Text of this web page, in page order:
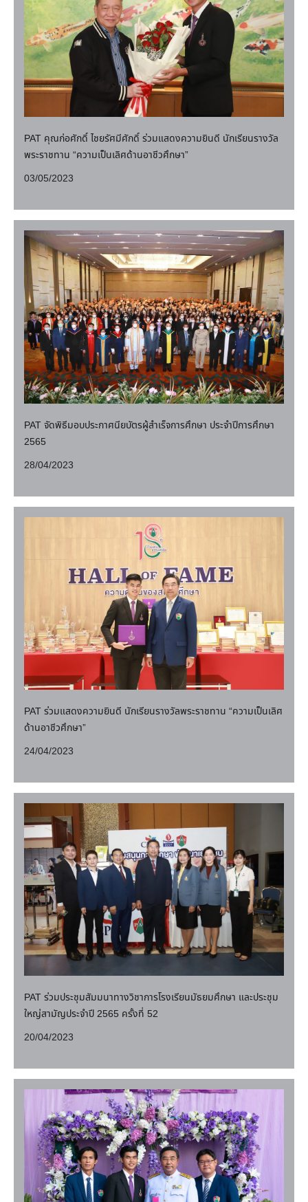
PAT คุณก่อศักดิ์ ไชยรัศมีศักดิ์ ร่วมแสดงความยินดี นักเรียนรางวัล
พระราชทาน “ความเป็นเลิศด้านอาชีวศึกษา”
03/05/2023
PAT จัดพิธีมอบประกาศนียบัตรผู้สำเร็จการศึกษา ประจำปีการศึกษา
2565
28/04/2023
PAT ร่วมแสดงความยินดี นักเรียนรางวัลพระราชทาน “ความเป็นเลิศ
ด้านอาชีวศึกษา”
24/04/2023
PAT ร่วมประชุมสัมมนาทางวิชาการโรงเรียนมัธยมศึกษา และประชุม
ใหญ่สามัญประจำปี 2565 ครั้งที่ 52
20/04/2023